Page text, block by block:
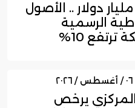
488.6 مليار دولار .. الأصول
الرسمية
للمملكة ترتفع 10%
المركزي يرخص